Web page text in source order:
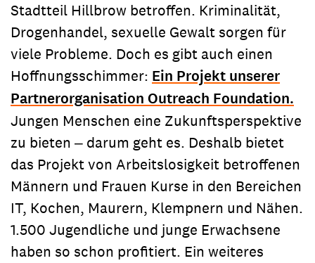
Stadtteil Hillbrow betroffen. Kriminalität,
Drogenhandel, sexuelle Gewalt sorgen für
viele Probleme. Doch es gibt auch einen
Hoffnungsschimmer: Ein Projekt unserer
Partnerorganisation Outreach Foundation.
Jungen Menschen eine Zukunftsperspektive
zu bieten ‒ darum geht es. Deshalb bietet
das Projekt von Arbeitslosigkeit betroffenen
Männern und Frauen Kurse in den Bereichen
IT, Kochen, Maurern, Klempnern und Nähen.
1.500 Jugendliche und junge Erwachsene
haben so schon profitiert. Ein weiteres